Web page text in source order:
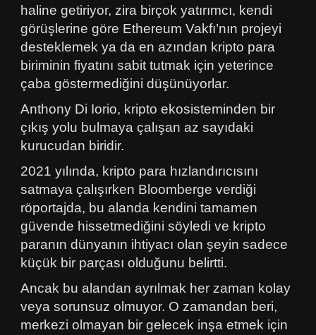
haline getiriyor, zira birçok yatırımcı, kendi
görüşlerine göre Ethereum Vakfı’nın projeyi
desteklemek ya da en azından kripto para
biriminin fiyatını sabit tutmak için yeterince
çaba göstermediğini düşünüyorlar.
Anthony Di Iorio, kripto ekosisteminden bir
çıkış yolu bulmaya çalışan az sayıdaki
kurucudan biridir.
2021 yılında, kripto para hızlandırıcısını
satmaya çalışırken Bloomberge verdiği
röportajda, bu alanda kendini tamamen
güvende hissetmediğini söyledi ve kripto
paranın dünyanın ihtiyacı olan şeyin sadece
küçük bir parçası olduğunu belirtti.
Ancak bu alandan ayrılmak her zaman kolay
veya sorunsuz olmuyor. O zamandan beri,
merkezi olmayan bir gelecek inşa etmek için